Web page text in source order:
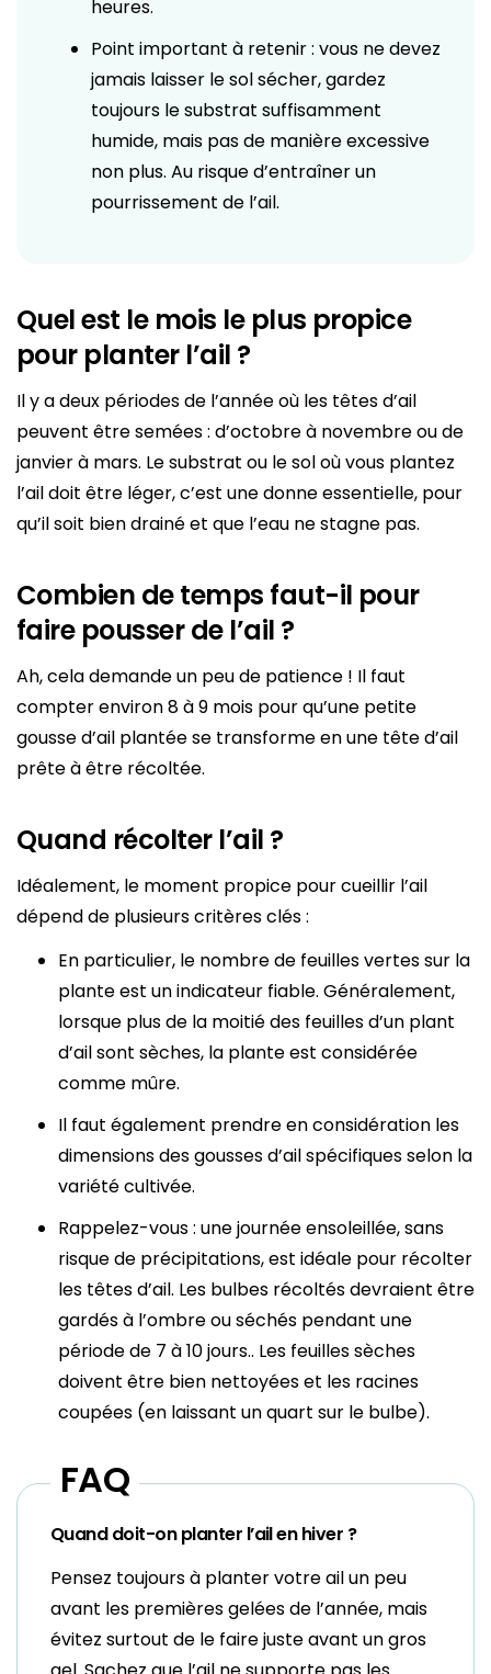
heures.
Point important à retenir : vous ne devez
jamais laisser le sol sécher, gardez
toujours le substrat suffisamment
humide, mais pas de manière excessive
non plus. Au risque d’entraîner un
pourrissement de l’ail.
Quel est le mois le plus propice
pour planter l’ail ?
Il y a deux périodes de l’année où les têtes d’ail
peuvent être semées : d’octobre à novembre ou de
janvier à mars. Le substrat ou le sol où vous plantez
l’ail doit être léger, c’est une donne essentielle, pour
qu’il soit bien drainé et que l’eau ne stagne pas.
Combien de temps faut-il pour
faire pousser de l’ail ?
Ah, cela demande un peu de patience ! Il faut
compter environ 8 à 9 mois pour qu’une petite
gousse d’ail plantée se transforme en une tête d’ail
prête à être récoltée.
Quand récolter l’ail ?
Idéalement, le moment propice pour cueillir l’ail
dépend de plusieurs critères clés :
En particulier, le nombre de feuilles vertes sur la
plante est un indicateur fiable. Généralement,
lorsque plus de la moitié des feuilles d’un plant
d’ail sont sèches, la plante est considérée
comme mûre.
Il faut également prendre en considération les
dimensions des gousses d’ail spécifiques selon la
variété cultivée.
Rappelez-vous : une journée ensoleillée, sans
risque de précipitations, est idéale pour récolter
les têtes d’ail. Les bulbes récoltés devraient être
gardés à l’ombre ou séchés pendant une
période de 7 à 10 jours.. Les feuilles sèches
doivent être bien nettoyées et les racines
coupées (en laissant un quart sur le bulbe).
FAQ
Quand doit-on planter l’ail en hiver ?
Pensez toujours à planter votre ail un peu
avant les premières gelées de l’année, mais
évitez surtout de le faire juste avant un gros